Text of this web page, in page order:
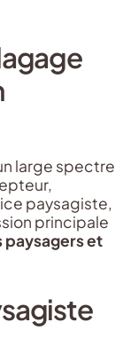
large spectre
paysagiste,
principale
paysagers et